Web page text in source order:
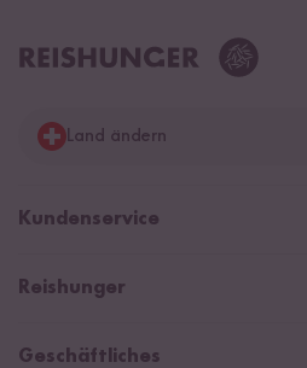
Land ändern
Deutschland
Niederlande
Kundenservice
Help Center & FAQ
Zahlarten
Reishunger
Newsletter
Geschäftliches